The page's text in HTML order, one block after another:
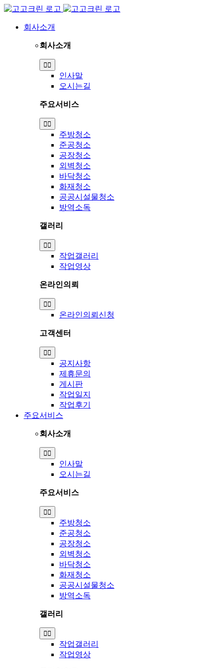
Skip
content회사소개
회사소개
Toggle
Navigation
인사말
오시는길
주요서비스
Toggle
Navigation
주방청소
준공청소
공장청소
외벽청소
바닥청소
화재청소
공공시설물청소
방역소독
갤러리
Toggle
Navigation
작업갤러리
작업영상
온라인의뢰
Toggle
Navigation
온라인의뢰신청
고객센터
Toggle
Navigation
공지사항
제휴문의
게시판
작업일지
작업후기
주요서비스
회사소개
Toggle
Navigation
인사말
오시는길
주요서비스
Toggle
Navigation
주방청소
준공청소
공장청소
외벽청소
바닥청소
화재청소
공공시설물청소
방역소독
갤러리
Toggle
Navigation
작업갤러리
작업영상